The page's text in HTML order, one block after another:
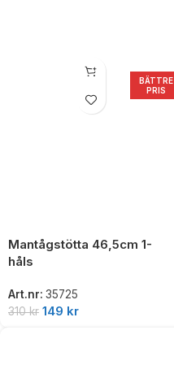
BÄTTRE
PRIS
Mantågstötta 46,5cm 1-
håls
Art.nr: 35725
310kr 149 kr